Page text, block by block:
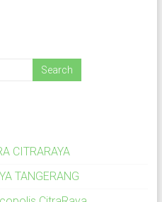
CITRARAYA
TANGERANG